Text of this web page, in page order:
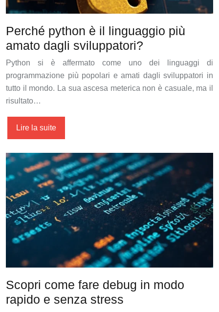
Perché python è il linguaggio più
amato dagli sviluppatori?
Python si è affermato come uno dei linguaggi di
programmazione più popolari e amati dagli sviluppatori in
tutto il mondo. La sua ascesa meterica non è casuale, ma il
risultato…
Lire la suite
Scopri come fare debug in modo
rapido e senza stress